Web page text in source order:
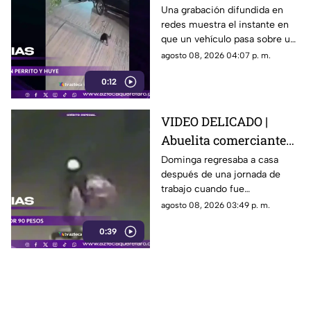
0:12
camioneta atropella a
un perro y conductor
escapa
Una grabación difundida en
redes muestra el instante en
que un vehículo pasa sobre un
perro y continúa su camino sin
agosto 08, 2026 04:07 p. m.
0:39
VIDEO DELICADO |
Abuelita comerciante
es as3sin4da en Puebla
por 90 pesos
Dominga regresaba a casa
después de una jornada de
trabajo cuando fue
interceptada por un hombre
agosto 08, 2026 03:49 p. m.